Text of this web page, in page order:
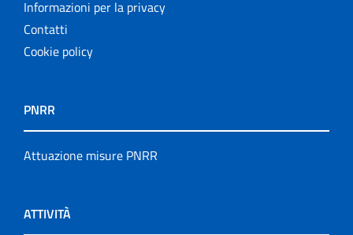
Informazioni per la privacy
Contatti
Cookie policy
PNRR
Attuazione misure PNRR
ATTIVITÀ